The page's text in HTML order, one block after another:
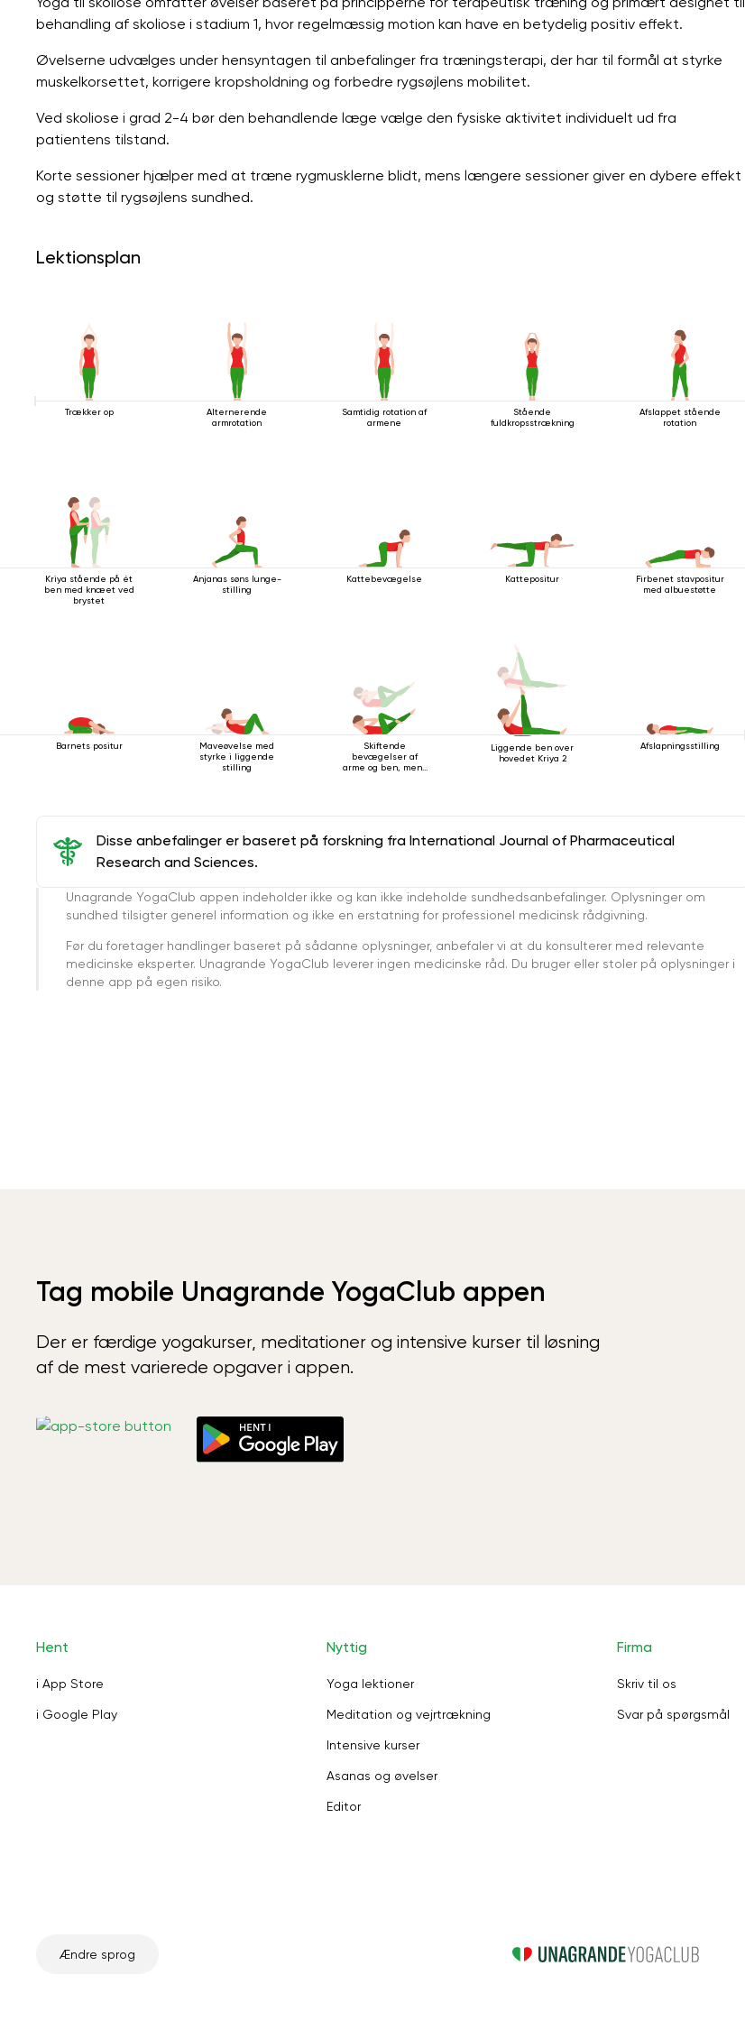
behandling af skoliose i stadium 1, hvor regelmæssig motion kan have en betydelig positiv effekt.
Øvelserne udvælges under hensyntagen til anbefalinger fra træningsterapi, der har til formål at styrke
muskelkorsettet, korrigere kropsholdning og forbedre rygsøjlens mobilitet.
Ved skoliose i grad 2-4 bør den behandlende læge vælge den fysiske aktivitet individuelt ud fra
patientens tilstand.
Korte sessioner hjælper med at træne rygmusklerne blidt, mens længere sessioner giver en dybere effekt
og støtte til rygsøjlens sundhed.
Lektionsplan
Trækker op
Alternerende
armrotation
Samtidig rotation af
armene
Stående
fuldkropsstrækning
Afslappet stående
rotation
Kriya stående på ét
ben med knæet ved
brystet
Anjanas søns lunge-
stilling
Kattebevægelse Kattepositur
Firbenet stavpositur
med albuestøtte
Barnets positur
Maveøvelse med
styrke i liggende
stilling
Skiftende
bevægelser af
arme og ben, mens
Liggende ben over
hovedet Kriya 2
Afslapningsstilling
Disse anbefalinger er baseret på forskning fra International Journal of Pharmaceutical
Research and Sciences.
Unagrande YogaClub appen indeholder ikke og kan ikke indeholde sundhedsanbefalinger. Oplysninger om
sundhed tilsigter generel information og ikke en erstatning for professionel medicinsk rådgivning.
Før du foretager handlinger baseret på sådanne oplysninger, anbefaler vi at du konsulterer med relevante
medicinske eksperter. Unagrande YogaClub leverer ingen medicinske råd. Du bruger eller stoler på oplysninger i
denne app på egen risiko.
Tag mobile Unagrande YogaClub appen
Der er færdige yogakurser, meditationer og intensive kurser til løsning
af de mest varierede opgaver i appen.
Hent
i App Store
i Google Play
Nyttig
Yoga lektioner
Meditation og vejrtrækning
Intensive kurser
Asanas og øvelser
Editor
Firma
Skriv til os
Svar på spørgsmål
Ændre sprog